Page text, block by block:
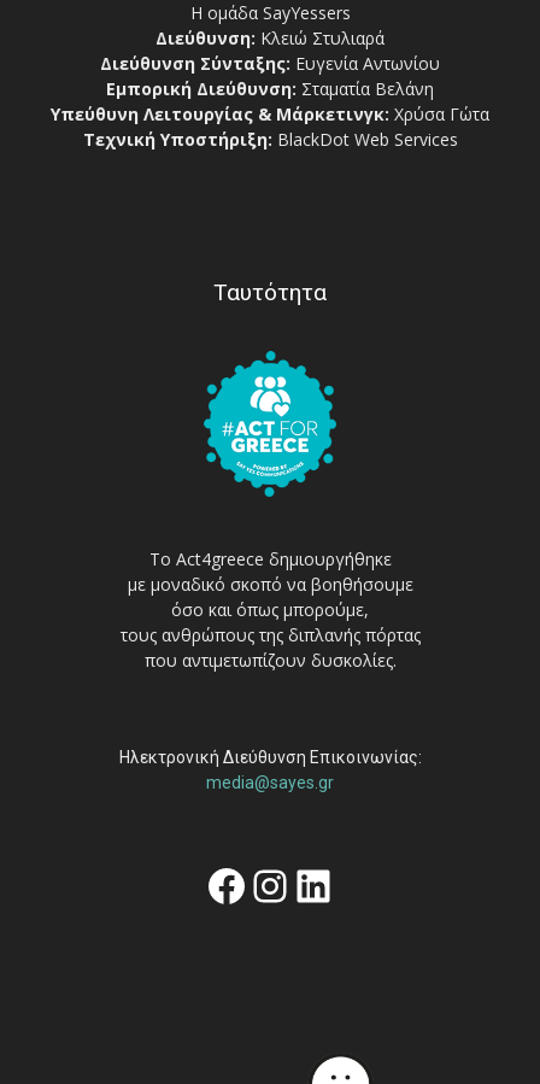
Η ομάδα SayYessers
Διεύθυνση: Κλειώ Στυλιαρά
Διεύθυνση Σύνταξης: Ευγενία Αντωνίου
Εμπορική Διεύθυνση: Σταματία Βελάνη
Υπεύθυνη Λειτουργίας & Μάρκετινγκ: Χρύσα Γώτα
Τεχνική Υποστήριξη: BlackDot Web Services
Ταυτότητα
Το Act4greece δημιουργήθηκε
με μοναδικό σκοπό να βοηθήσουμε
όσο και όπως μπορούμε,
τους ανθρώπους της διπλανής πόρτας
που αντιμετωπίζουν δυσκολίες.
Ηλεκτρονική Διεύθυνση Επικοινωνίας:
media@sayes.gr
Facebook
Instagram
Linkedin